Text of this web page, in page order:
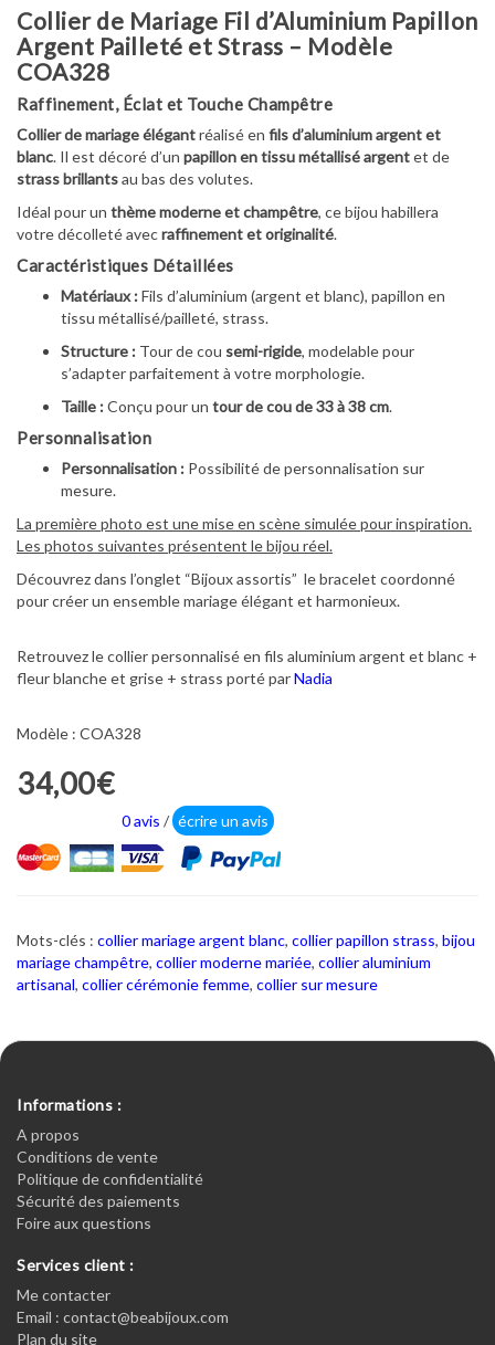
Collier de Mariage Fil d’Aluminium Papillon
Argent Pailleté et Strass – Modèle
COA328
Raffinement, Éclat et Touche Champêtre
Collier de mariage élégantréalisé en fils d’aluminium argent et
blanc. Il est décoré d’un papillon en tissu métallisé argentet de
strass brillantsau bas des volutes.
Idéal pour un thème moderne et champêtre, ce bijou habillera
votre décolleté avecraffinement et originalité.
Caractéristiques Détaillées
Matériaux :Fils d’aluminium (argent et blanc), papillon en
tissu métallisé/pailleté, strass.
Structure : Tour de cou semi-rigide, modelable pour
s’adapter parfaitement à votre morphologie.
Taille :Conçu pour un tour de cou de 33 à 38 cm.
Personnalisation
Personnalisation : Possibilité de personnalisation sur
mesure.
La première photo est une mise en scène simulée pour inspiration.
Les photos suivantes présentent le bijou réel.
Découvrez dans l’onglet “Bijoux assortis” le bracelet coordonné
pour créer un ensemble mariage élégant et harmonieux.
Retrouvez le collier personnalisé en fils aluminium argent et blanc +
fleur blanche et grise + strass porté parNadia
Modèle : COA328
34,00€
0 avis / écrire un avis
Mots-clés : collier mariage argent blanc, collier papillon strass, bijou
mariage champêtre, collier moderne mariée, collier aluminium
artisanal, collier cérémonie femme, collier sur mesure
Informations :
A propos
Conditions de vente
Politique de confidentialité
Sécurité des paiements
Foire aux questions
Services client :
Me contacter
Email : contact@beabijoux.com
Plan du site